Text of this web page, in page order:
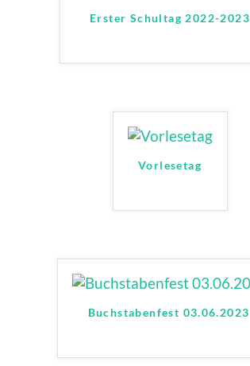
Erster Schultag 2022-2023
Vorlesetag
Buchstabenfest 03.06.2023